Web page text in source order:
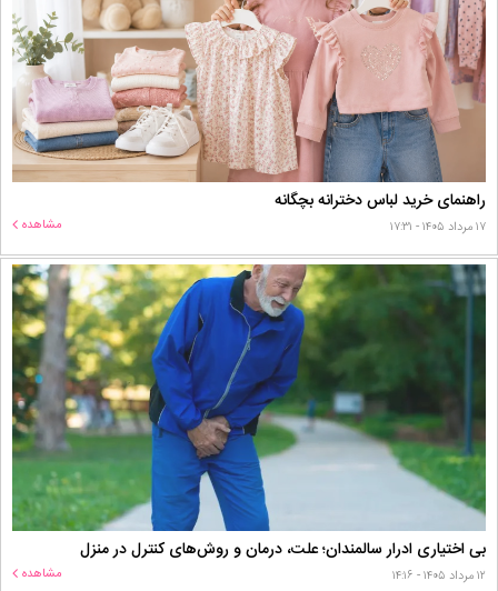
راهنمای خرید لباس دخترانه بچگانه
۱۷ مرداد ۱۴۰۵ - ۱۷:۳۱ مشاهده
بی اختیاری ادرار سالمندان؛ علت، درمان و روش‌های کنترل در منزل
۱۲ مرداد ۱۴۰۵ - ۱۴:۱۶ مشاهده